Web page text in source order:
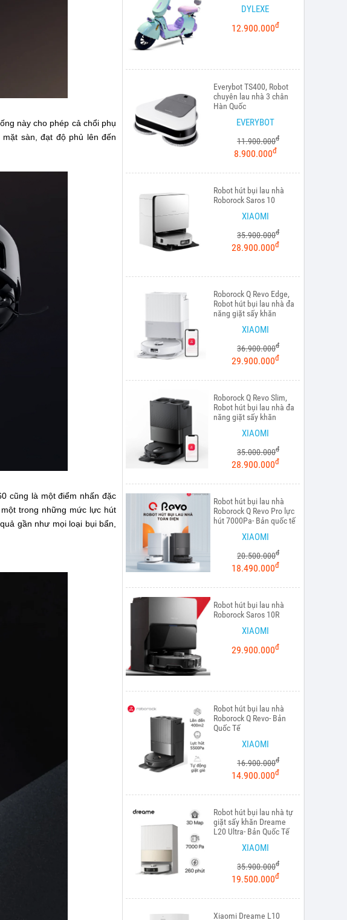
này cho phép cả chổi phụ
sàn, đạt độ phủ lên đến
cũng là một điểm nhấn đặc
trong những mức lực hút
gần như mọi loại bụi bẩn,
DYLEXE
12.900.000đ
Everybot TS400, Robot
chuyên lau nhà 3 chân
Hàn Quốc
EVERYBOT
11.900.000đ
8.900.000đ
Robot hút bụi lau nhà
Roborock Saros 10
XIAOMI
35.900.000đ
28.900.000đ
Roborock Q Revo Edge,
Robot hút bụi lau nhà đa
năng giặt sấy khăn
XIAOMI
36.900.000đ
29.900.000đ
Roborock Q Revo Slim,
Robot hút bụi lau nhà đa
năng giặt sấy khăn
XIAOMI
35.000.000đ
28.900.000đ
Robot hút bụi lau nhà
Roborock Q Revo Pro lực
hút 7000Pa- Bản quốc tế
XIAOMI
20.500.000đ
18.490.000đ
Robot hút bụi lau nhà
Roborock Saros 10R
XIAOMI
29.900.000đ
Robot hút bụi lau nhà
Roborock Q Revo- Bản
Quốc Tế
XIAOMI
16.900.000đ
14.900.000đ
Robot hút bụi lau nhà tự
giặt sấy khăn Dreame
L20 Ultra- Bản Quốc Tế
XIAOMI
35.900.000đ
19.500.000đ
Xiaomi Dreame L10